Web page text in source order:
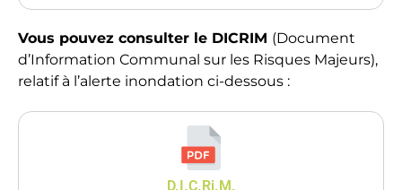
Vous pouvez consulter le DICRIM (Document
d’Information Communal sur les Risques Majeurs),
relatif à l’alerte inondation ci-dessous :
D.I.C.Ri.M.